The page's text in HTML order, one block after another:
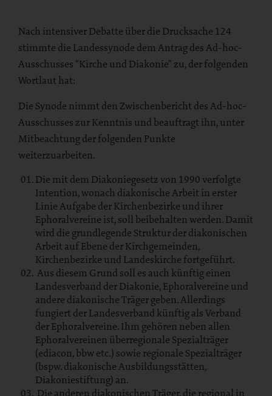
Nach intensiver Debatte über die Drucksache 124
stimmte die Landessynode dem Antrag des Ad-hoc-
Ausschusses "Kirche und Diakonie" zu, der folgenden
Wortlaut hat:
Die Synode nimmt den Zwischenbericht des Ad-hoc-
Ausschusses zur Kenntnis und beauftragt ihn, unter
Mitbeachtung der folgenden Punkte
weiterzuarbeiten.
Die mit dem Diakoniegesetz von 1990 verfolgte
Intention, wonach diakonische Arbeit in erster
Linie Aufgabe der Kirchenbezirke und ihrer
Ephoralvereine ist, soll beibehalten werden. Damit
wird die grundlegende Struktur der diakonischen
Arbeit auf Ebene der Kirchgemeinden,
Kirchenbezirke und Landeskirche fortgeführt.
Aus diesem Grund soll es auch künftig einen
Landesverband der Diakonie, Ephoralvereine und
andere diakonische Träger geben. Allerdings
fungiert der Landesverband künftig als Verband
der Ephoralvereine. Ihm gehören neben allen
Ephoralvereinen überregionale Spezialträger
(ediacon, bbw etc.) sowie regionale Spezialträger
(bspw. diakonische Ausbildungsstätten,
Diakoniestiftung) an.
Die anderen diakonischen Träger, die regional in